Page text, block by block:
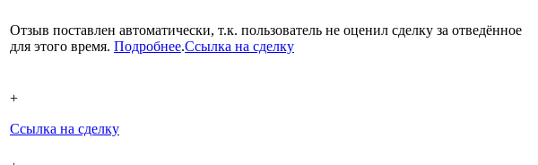
Отзыв поставлен автоматически, т.к. пользователь не оценил сделку за отведённое
для этого время. Подробнее.Ссылка на сделку
+
Ссылка на сделку